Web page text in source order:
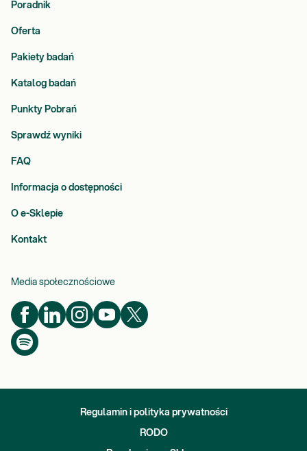
Poradnik
Oferta
Pakiety badań
Katalog badań
Punkty Pobrań
Sprawdź wyniki
FAQ
Informacja o dostępności
O e-Sklepie
Kontakt
Media społecznościowe
Regulamin i polityka prywatności
RODO